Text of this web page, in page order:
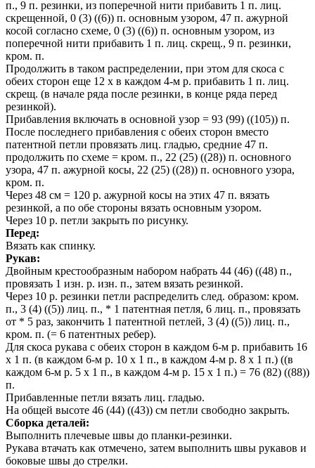
п., 9 п. резинки, из поперечной нити прибавить 1 п. лиц.
скрещенной, 0 (3) ((6)) п. основным узором, 47 п. ажурной
косой согласно схеме, 0 (3) ((6)) п. основным узором, из
поперечной нити прибавить 1 п. лиц. скрещ., 9 п. резинки,
кром. п.
Продолжить в таком распределении, при этом для скоса с
обеих сторон еще 12 х в каждом 4-м р. прибавить 1 п. лиц.
скрещ. (в начале ряда после резинки, в конце ряда перед
резинкой).
Прибавления включать в основной узор = 93 (99) ((105)) п.
После последнего прибавления с обеих сторон вместо
патентной петли провязать лиц. гладью, средние 47 п.
продолжить по схеме = кром. п., 22 (25) ((28)) п. основного
узора, 47 п. ажурной косы, 22 (25) ((28)) п. основного узора,
кром. п.
Через 48 см = 120 р. ажурной косы на этих 47 п. вязать
резинкой, а по обе стороны вязать основным узором.
Через 10 р. петли закрыть по рисунку.
Перед:
Вязать как спинку.
Рукав:
Двойным крестообразным набором набрать 44 (46) ((48) п.,
провязать 1 изн. р. изн. п., затем вязать резинкой.
Через 10 р. резинки петли распределить след. образом: кром.
п., 3 (4) ((5)) лиц. п., * 1 патентная петля, 6 лиц. п., провязать
от * 5 раз, закончить 1 патентной петлей, 3 (4) ((5)) лиц. п.,
кром. п. (= 6 патентных ребер).
Для скоса рукава с обеих сторон в каждом 6-м р. прибавить 16
x 1 п. (в каждом 6-м р. 10 x 1 п., в каждом 4-м р. 8 x 1 п.) ((в
каждом 6-м р. 5 x 1 п., в каждом 4-м р. 15 x 1 п.) = 76 (82) ((88))
п.
Прибавленные петли вязать лиц. гладью.
На общей высоте 46 (44) ((43)) см петли свободно закрыть.
Сборка деталей:
Выполнить плечевые швы до планки-резинки.
Рукава втачать как отмечено, затем выполнить швы рукавов и
боковые швы до стрелки.